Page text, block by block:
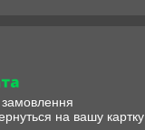
на вашу картку